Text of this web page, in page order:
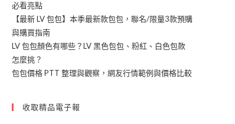
必看亮點
【最新 LV 包包】本季最新款包包，聯名/限量3款預購
與購買指南
LV 包包顏色有哪些？LV 黑色包包、粉紅、白色包款
怎麼挑？
包包價格 PTT 整理與觀察，網友行情範例與價格比較
收取精品電子報